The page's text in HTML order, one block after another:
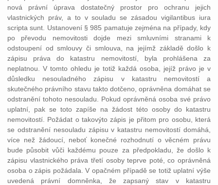
nová právní úprava dostatečný prostor pro ochranu jejich
vlastnických práv, a to v souladu se zásadou vigilantibus iura
scripta sunt. Ustanovení § 985 pamatuje zejména na případy, kdy
po převodu nemovitosti dojde mezi smluvními stranami k
odstoupení od smlouvy či smlouva, na jejímž základě došlo k
zápisu práva do katastru nemovitostí, byla prohlášena za
neplatnou. V tomto ohledu je totiž každá osoba, jejíž právo je v
důsledku nesouladného zápisu v katastru nemovitostí a
skutečného právního stavu takto dotčeno, oprávněna domáhat se
odstranění tohoto nesouladu. Pokud oprávněná osoba své právo
uplatní, pak se toto zapíše na žádost této osoby do katastru
nemovitostí. Požádat o takovýto zápis je přitom pro osobu, která
se odstranění nesouladu zápisu v katastru nemovitostí domáhá,
více než žádoucí, neboť konečné rozhodnutí o věcném právu
bude působit vůči každému pouze za předpokladu, že došlo k
zápisu vlastnického práva třetí osoby teprve poté, co oprávněná
osoba o zápis požádala. V opačném případě se totiž uplatní výše
uvedená právní domněnka, že zapsaný stav v katastru